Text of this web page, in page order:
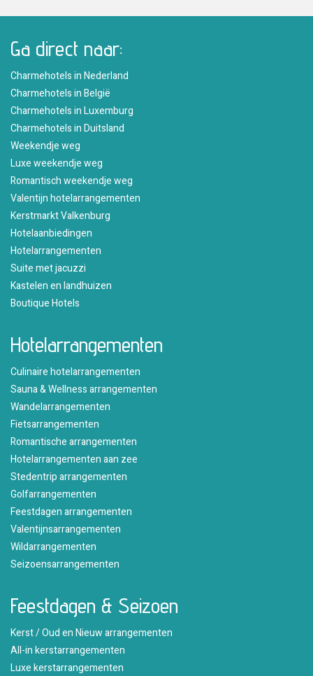
Ga direct naar:
Charmehotels in Nederland
Charmehotels in België
Charmehotels in Luxemburg
Charmehotels in Duitsland
Weekendje weg
Luxe weekendje weg
Romantisch weekendje weg
Valentijn hotelarrangementen
Kerstmarkt Valkenburg
Hotelaanbiedingen
Hotelarrangementen
Suite met jacuzzi
Kastelen en landhuizen
Boutique Hotels
Hotelarrangementen
Culinaire hotelarrangementen
Sauna & Wellness arrangementen
Wandelarrangementen
Fietsarrangementen
Romantische arrangementen
Hotelarrangementen aan zee
Stedentrip arrangementen
Golfarrangementen
Feestdagen arrangementen
Valentijnsarrangementen
Wildarrangementen
Seizoensarrangementen
Feestdagen & Seizoen
Kerst / Oud en Nieuw arrangementen
All-in kerstarrangementen
Luxe kerstarrangementen